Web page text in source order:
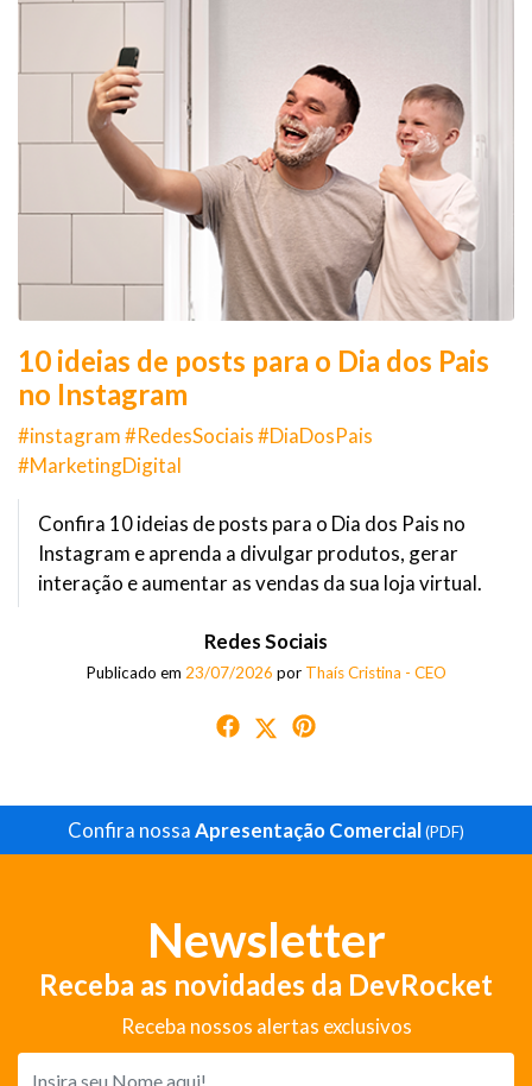
10 ideias de posts para o Dia dos Pais
no Instagram
#instagram #RedesSociais #DiaDosPais
#MarketingDigital
Confira 10 ideias de posts para o Dia dos Pais no
Instagram e aprenda a divulgar produtos, gerar
interação e aumentar as vendas da sua loja virtual.
Redes Sociais
Publicado em 23/07/2026 por Thaís Cristina - CEO
Confira nossaApresentação Comercial(PDF)
Newsletter
Receba as novidades da DevRocket
Receba nossos alertas exclusivos